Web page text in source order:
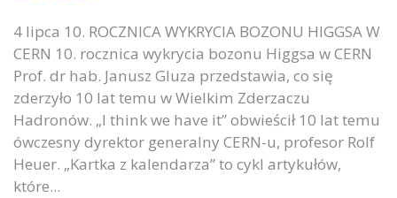
4 lipca 10. ROCZNICA WYKRYCIA BOZONU HIGGSA W
CERN 10. rocznica wykrycia bozonu Higgsa w CERN
Prof. dr hab. Janusz Gluza przedstawia, co się
zderzyło 10 lat temu w Wielkim Zderzaczu
Hadronów. „I think we have it” obwieścił 10 lat temu
ówczesny dyrektor generalny CERN-u, profesor Rolf
Heuer. „Kartka z kalendarza” to cykl artykułów,
które...